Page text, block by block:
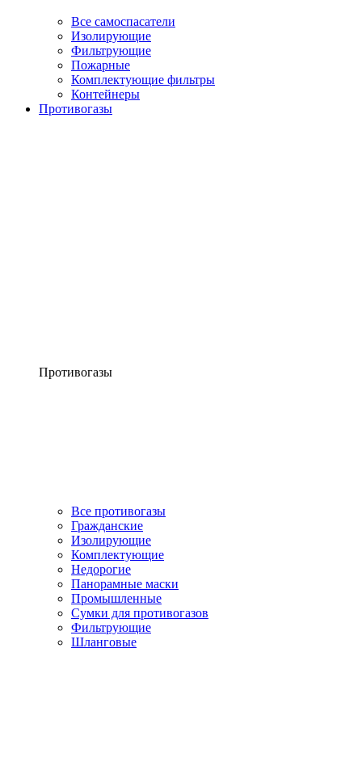
Все самоспасатели
Изолирующие
Фильтрующие
Пожарные
Комплектующие фильтры
Контейнеры
Противогазы
Противогазы
Все противогазы
Гражданские
Изолирующие
Комплектующие
Недорогие
Панорамные маски
Промышленные
Сумки для противогазов
Фильтрующие
Шланговые